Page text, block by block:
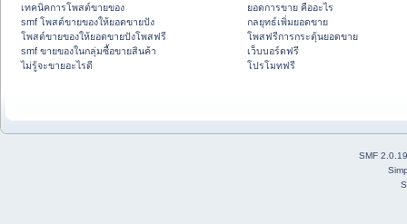
เทคนิคการโพสต์ขายของ
smf โพสต์ขายของให้ยอดขายปัง
โพสต์ขายของให้ยอดขายปังโพสฟรี
smf ขายของในกลุ่มซื้อขายสินค้า
ไม่รู้จะขายอะไรดี
ยอดการขาย คืออะไร
กลยุทธ์เพิ่มยอดขาย
โพสฟรีการกระตุ้นยอดขาย
เว็บบอร์ดฟรี
โปรโมทฟรี
SMF 2.0.19